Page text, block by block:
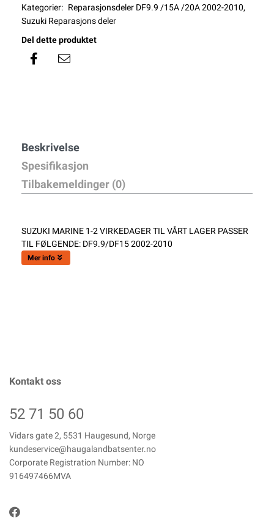
Kategorier: Reparasjonsdeler DF9.9 /15A /20A 2002-2010,
Suzuki Reparasjons deler
Del dette produktet
Beskrivelse
Spesifikasjon
Tilbakemeldinger (0)
SUZUKI MARINE 1-2 VIRKEDAGER TIL VÅRT LAGER PASSER
TIL FØLGENDE: DF9.9/DF15 2002-2010
Mer info
Kontakt oss
52 71 50 60
Vidars gate 2, 5531 Haugesund, Norge
kundeservice@haugalandbatsenter.no
Corporate Registration Number: NO
916497466MVA